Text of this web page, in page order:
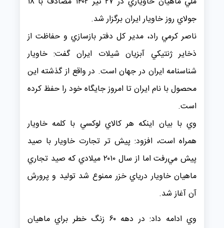
جولاي روز خاويار ايران برگزار شد.
ناصر كرمي راد، مدير كل دفتر بازسازي و حفاظت از
ذخاير ژنتيكي آبزيان شيلات ايران گفت: خاويار
شناسنامه ايران در جهان است. در واقع از گذشته اين
محصول با نام ايران تا امروز جايگاه خود را حفظ كرده
است.
وي با بيان اينكه هر كالاي لوكسي با كلمه خاويار
همراه است، افزود: پيش تر تجارت خاويار با صيد
پيش مي‌رفت اما از سال ۲۰۱۰ ميلادي كه صيد تجاري
ماهيان خاويار درياي خزر ممنوع شد توليد و پرورش
آن آغاز شد.
وي ادامه داد: در دهه ۶۰ زنگ خطر براي ماهيان